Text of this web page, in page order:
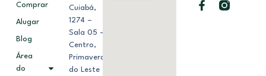
Comprar
Alugar
Blog
Área
do
Cuiabá,
1274 –
Sala 05 –
Centro,
Primavera
do Leste